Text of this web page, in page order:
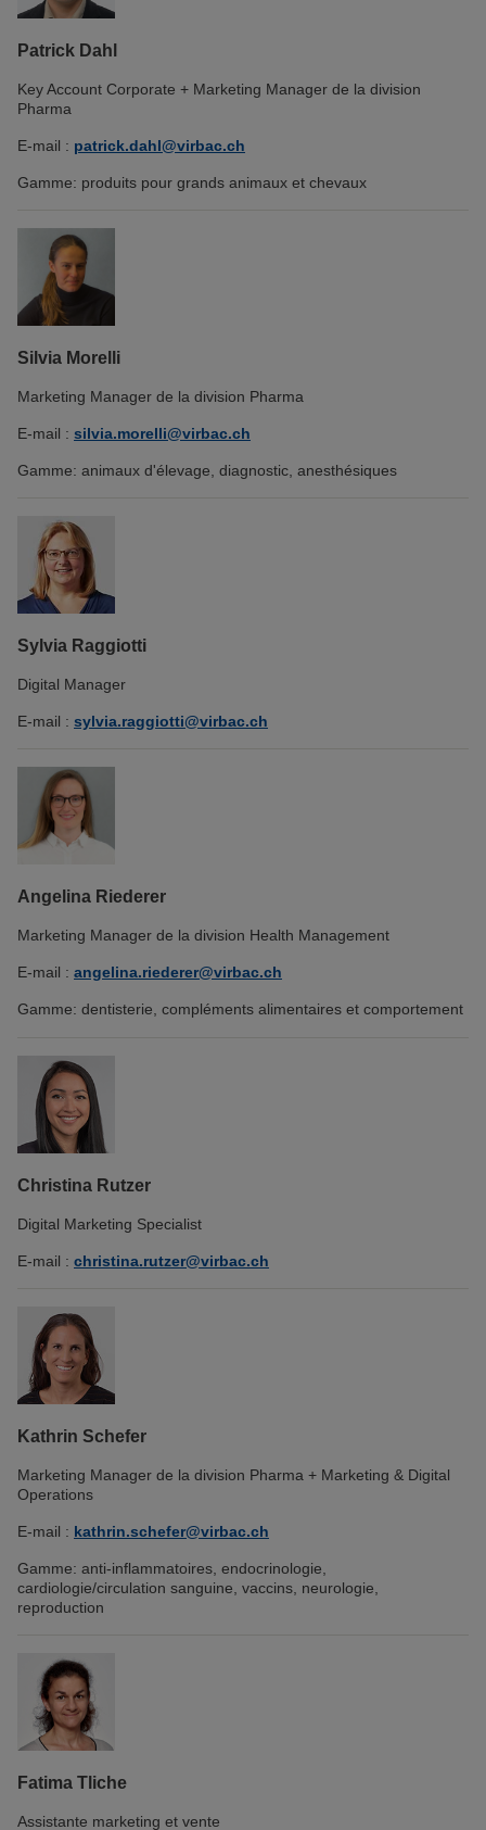
Patrick Dahl
Key Account Corporate + Marketing Manager de la division
Pharma
E-mail : patrick.dahl@virbac.ch
Gamme: produits pour grands animaux et chevaux
Silvia Morelli
Marketing Manager de la division Pharma
E-mail : silvia.morelli@virbac.ch
Gamme: animaux d'élevage, diagnostic, anesthésiques
Sylvia Raggiotti
Digital Manager
E-mail : sylvia.raggiotti@virbac.ch
Angelina Riederer
Marketing Manager de la division Health Management
E-mail : angelina.riederer@virbac.ch
Gamme: dentisterie, compléments alimentaires et comportement
Christina Rutzer
Digital Marketing Specialist
E-mail : christina.rutzer@virbac.ch
Kathrin Schefer
Marketing Manager de la division Pharma + Marketing & Digital
Operations
E-mail : kathrin.schefer@virbac.ch
Gamme: anti-inflammatoires, endocrinologie,
cardiologie/circulation sanguine, vaccins, neurologie,
reproduction
Fatima Tliche
Assistante marketing et vente